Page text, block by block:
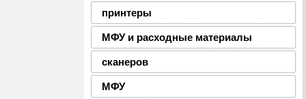
принтеры
МФУ и расходные материалы
сканеров
МФУ